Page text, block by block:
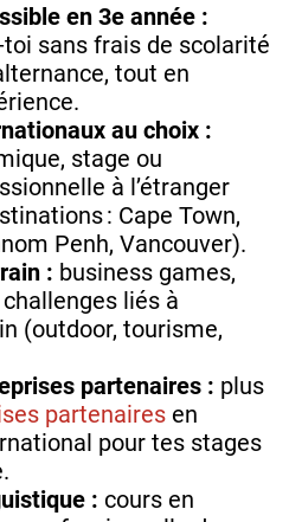
en 3e année :
sans frais de scolarité
tout en
au choix :
stage ou
à l’étranger
: Cape Town,
Penh, Vancouver).
: business games,
liés à
(outdoor, tourisme,
partenaires : plus
partenaires en
pour tes stages
: cours en